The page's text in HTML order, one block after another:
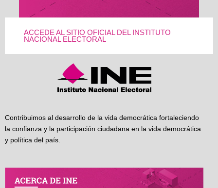
ACCEDE AL SITIO OFICIAL DEL INSTITUTO
NACIONAL ELECTORAL
Contribuimos al desarrollo de la vida democrática fortaleciendo
la confianza y la participación ciudadana en la vida democrática
y política del país.